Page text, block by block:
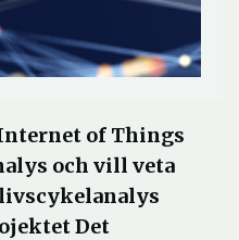
of Things
och vill veta
Det